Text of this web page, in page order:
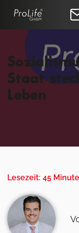
Staat
Leben
Lesezeit: 45